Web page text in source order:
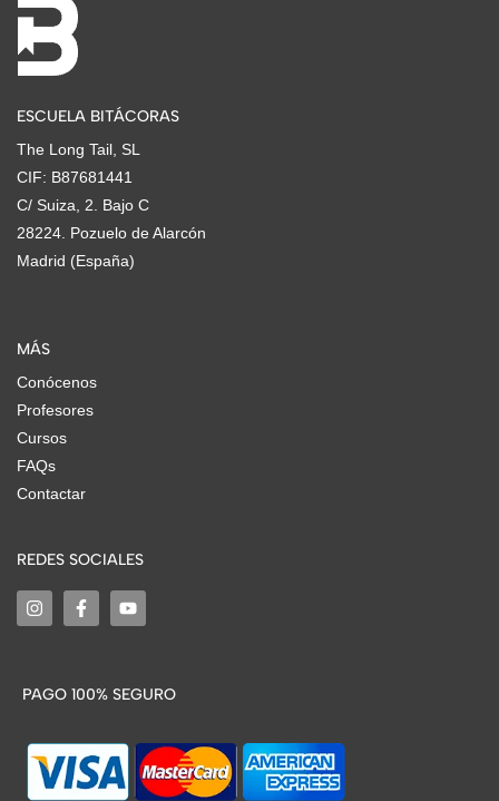
ESCUELA BITÁCORAS
The Long Tail, SL
CIF: B87681441
C/ Suiza, 2. Bajo C
28224. Pozuelo de Alarcón
Madrid (España)
MÁS
Conócenos
Profesores
Cursos
FAQs
Contactar
REDES SOCIALES
PAGO 100% SEGURO